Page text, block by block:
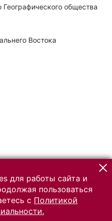
общества
Востока
для работы сайта и
пользоваться
с Политикой